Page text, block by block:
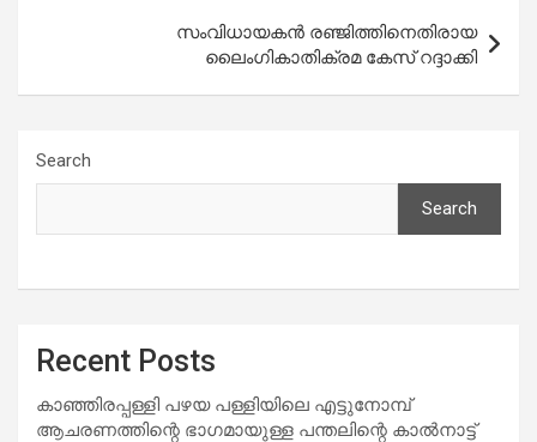
സംവിധായകന്‍ രഞ്ജിത്തിനെതിരായ
ലൈംഗികാതിക്രമ കേസ് റദ്ദാക്കി
Search
Search
Recent Posts
കാഞ്ഞിരപ്പള്ളി പഴയ പള്ളിയിലെ എട്ടുനോമ്പ്
ആചരണത്തിന്റെ ഭാഗമായുള്ള പന്തലിന്റെ കാൽനാട്ട്